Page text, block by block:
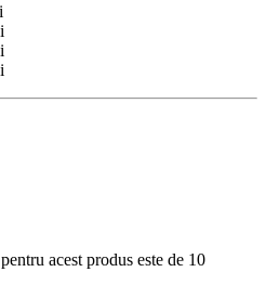
acest produs este de 10